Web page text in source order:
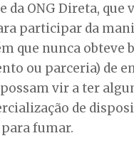
da ONG Direta, que
participar da
que nunca obteve
ou parceria) de
vir a ter
de
fumar.